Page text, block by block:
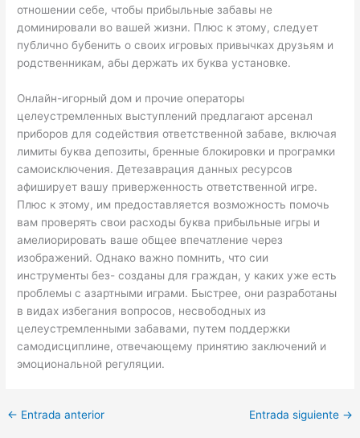
отношении себе, чтобы прибыльные забавы не
доминировали во вашей жизни. Плюс к этому, следует
публично бубенить о своих игровых привычках друзьям и
родственникам, абы держать их буква установке.
Онлайн-игорный дом и прочие операторы
целеустремленных выступлений предлагают арсенал
приборов для содействия ответственной забаве, включая
лимиты буква депозиты, бренные блокировки и програмки
самоисключения. Детезаврация данных ресурсов
афиширует вашу приверженность ответственной игре.
Плюс к этому, им предоставляется возможность помочь
вам проверять свои расходы буква прибыльные игры и
амелиорировать ваше общее впечатление через
изображений. Однако важно помнить, что сии
инструменты без- созданы для граждан, у каких уже есть
проблемы с азартными играми. Быстрее, они разработаны
в видах избегания вопросов, несвободных из
целеустремленными забавами, путем поддержки
самодисциплине, отвечающему принятию заключений и
эмоциональной регуляции.
← Entrada anterior Entrada siguiente →